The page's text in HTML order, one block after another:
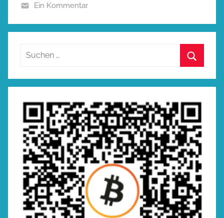
Ein Kommentar
Suchen